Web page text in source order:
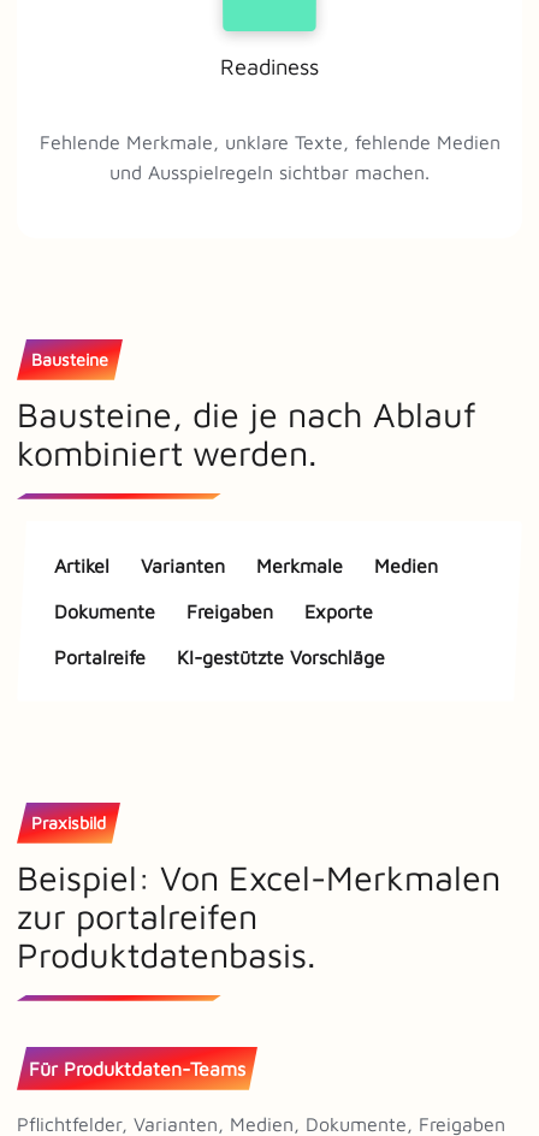
Readiness
Fehlende Merkmale, unklare Texte, fehlende Medien
und Ausspielregeln sichtbar machen.
Bausteine
Bausteine, die je nach Ablauf
kombiniert werden.
Artikel Varianten Merkmale Medien
Dokumente Freigaben Exporte
Portalreife KI-gestützte Vorschläge
Praxisbild
Beispiel: Von Excel-Merkmalen
zur portalreifen
Produktdatenbasis.
Für Produktdaten-Teams
Pflichtfelder, Varianten, Medien, Dokumente, Freigaben